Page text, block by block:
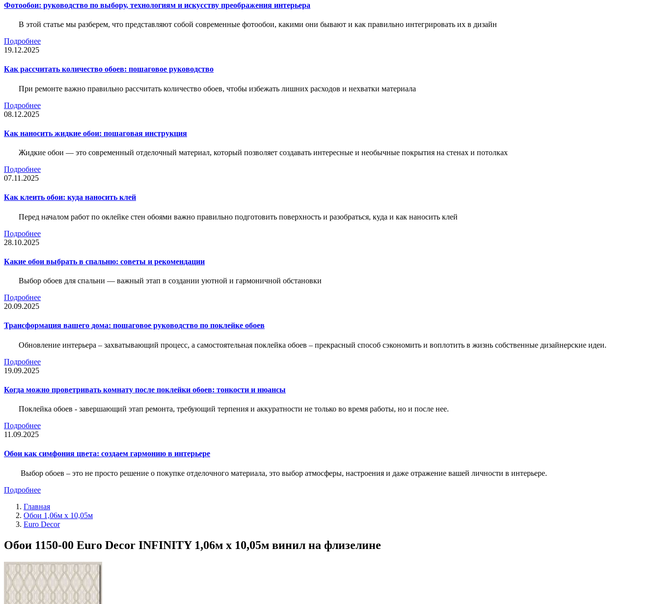
Фотообои: руководство по выбору, технологиям и искусству преображения интерьера
В этой статье мы разберем, что представляют собой современные фотообои, какими они бывают и как правильно интегрировать их в дизайн
Подробнее
19.12.2025
Как рассчитать количество обоев: пошаговое руководство
При ремонте важно правильно рассчитать количество обоев, чтобы избежать лишних расходов и нехватки материала
Подробнее
08.12.2025
Как наносить жидкие обои: пошаговая инструкция
Жидкие обои — это современный отделочный материал, который позволяет создавать интересные и необычные покрытия на стенах и потолках
Подробнее
07.11.2025
Как клеить обои: куда наносить клей
Перед началом работ по оклейке стен обоями важно правильно подготовить поверхность и разобраться, куда и как наносить клей
Подробнее
28.10.2025
Какие обои выбрать в спальню: советы и рекомендации
Выбор обоев для спальни — важный этап в создании уютной и гармоничной обстановки
Подробнее
20.09.2025
Трансформация вашего дома: пошаговое руководство по поклейке обоев
Обновление интерьера – захватывающий процесс, а самостоятельная поклейка обоев – прекрасный способ сэкономить и воплотить в жизнь собственные дизайнерские идеи.
Подробнее
19.09.2025
Когда можно проветривать комнату после поклейки обоев: тонкости и нюансы
Поклейка обоев - завершающий этап ремонта, требующий терпения и аккуратности не только во время работы, но и после нее.
Подробнее
11.09.2025
Обои как симфония цвета: создаем гармонию в интерьере
Выбор обоев – это не просто решение о покупке отделочного материала, это выбор атмосферы, настроения и даже отражение вашей личности в интерьере.
Подробнее
Главная
Обои 1,06м х 10,05м
Euro Decor
Обои 1150-00 Euro Decor INFINITY 1,06м х 10,05м винил на флизелине